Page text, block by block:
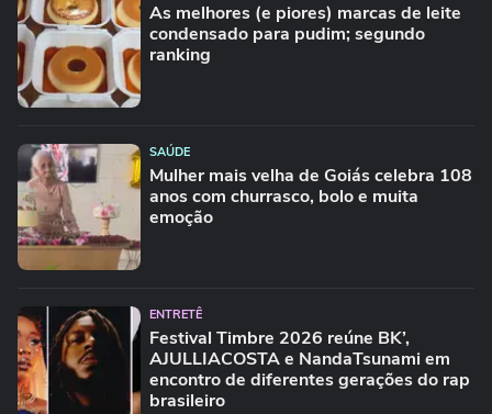
As melhores (e piores) marcas de leite
condensado para pudim; segundo
ranking
SAÚDE
Mulher mais velha de Goiás celebra 108
anos com churrasco, bolo e muita
emoção
ENTRETÊ
Festival Timbre 2026 reúne BK’,
AJULLIACOSTA e NandaTsunami em
encontro de diferentes gerações do rap
brasileiro